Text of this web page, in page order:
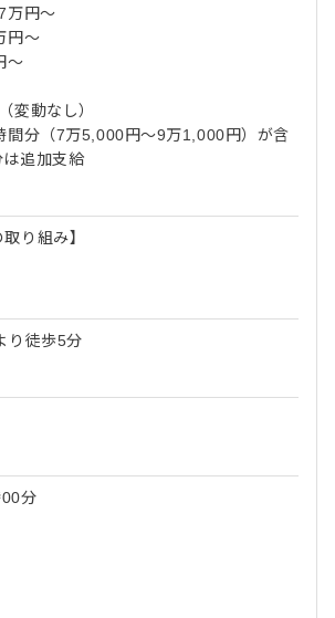
万円～
円～
～
変動なし）
分（7万5,000円～9万1,000円）が含
は追加支給
り組み】
り徒歩5分
分